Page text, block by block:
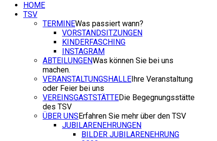
HOME
TSV
TERMINEWas passiert wann?
VORSTANDSITZUNGEN
KINDERFASCHING
INSTAGRAM
ABTEILUNGENWas können Sie bei uns
machen.
VERANSTALTUNGSHALLE Ihre Veranstaltung
oder Feier bei uns
VEREINSGASTSTÄTTEDie Begegnungsstätte
des TSV
ÜBER UNS Erfahren Sie mehr über den TSV
JUBILARENEHRUNGEN
BILDER JUBILARENEHRUNG